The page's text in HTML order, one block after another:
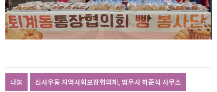
나눔 신사우동 지역사회보장협의체, 법무사 하준식 사무소